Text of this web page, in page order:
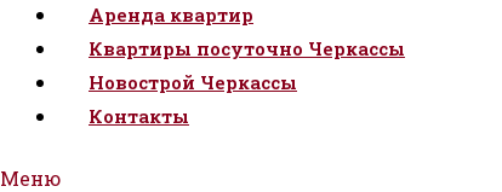
Аренда квартир
Квартиры посуточно Черкассы
Новострой Черкассы
Контакты
Меню